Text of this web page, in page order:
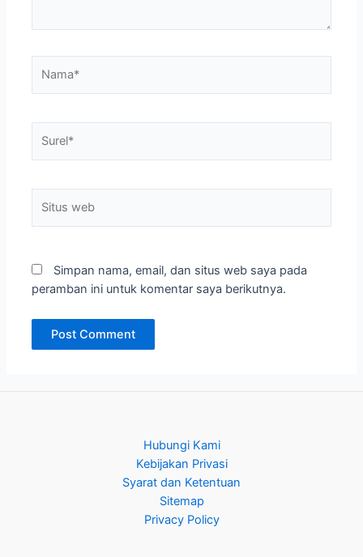
web
Simpan nama, email, dan situs web saya pada
peramban ini untuk komentar saya berikutnya.
Hubungi Kami
Kebijakan Privasi
Syarat dan Ketentuan
Sitemap
Privacy Policy